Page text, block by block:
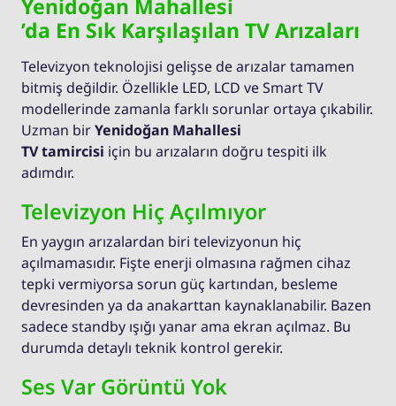
Yenidoğan Mahallesi
’da En Sık Karşılaşılan TV Arızaları
Televizyon teknolojisi gelişse de arızalar tamamen
bitmiş değildir. Özellikle LED, LCD ve Smart TV
modellerinde zamanla farklı sorunlar ortaya çıkabilir.
Uzman birYenidoğan Mahallesi
TV tamircisi için bu arızaların doğru tespiti ilk
adımdır.
Televizyon Hiç Açılmıyor
En yaygın arızalardan biri televizyonun hiç
açılmamasıdır. Fişte enerji olmasına rağmen cihaz
tepki vermiyorsa sorun güç kartından, besleme
devresinden ya da anakarttan kaynaklanabilir. Bazen
sadece standby ışığı yanar ama ekran açılmaz. Bu
durumda detaylı teknik kontrol gerekir.
Ses Var Görüntü Yok